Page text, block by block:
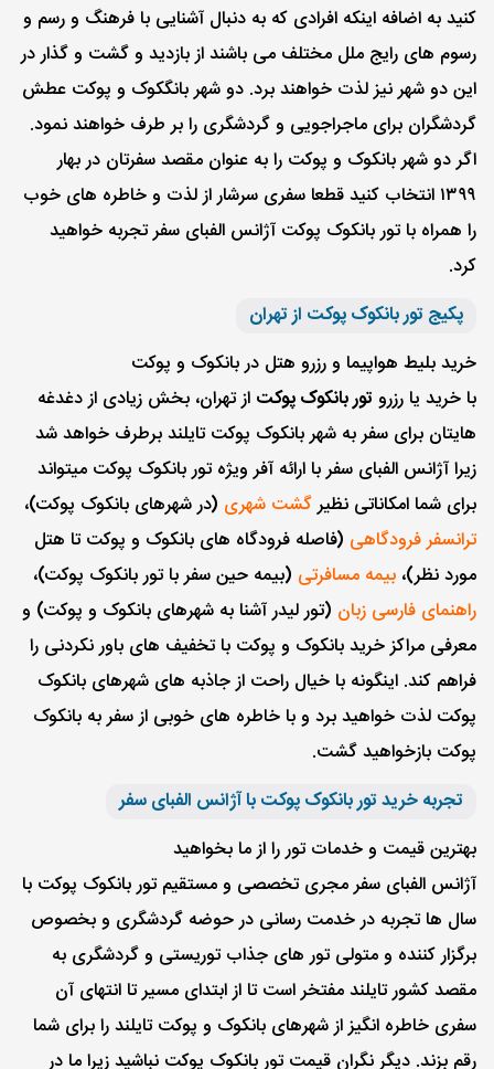
کنید به اضافه اینکه افرادی که به دنبال آشنایی با فرهنگ و رسم و
رسوم های رایج ملل مختلف می باشند از بازدید و گشت و گذار در
این دو شهر نیز لذت خواهند برد. دو شهر بانگکوک و پوکت عطش
گردشگران برای ماجراجویی و گردشگری را بر طرف خواهند نمود.
اگر دو شهر بانکوک و پوکت را به عنوان مقصد سفرتان در بهار
۱۳۹۹ انتخاب کنید قطعا سفری سرشار از لذت و خاطره های خوب
را همراه با تور بانکوک پوکت آژانس الفبای سفر تجربه خواهید
کرد.
پکیج تور بانکوک پوکت از تهران
خرید بلیط هواپیما و رزرو هتل در بانکوک و پوکت
با خرید یا رزرو تور بانکوک پوکت از تهران، بخش زیادی از دغدغه
هایتان برای سفر به شهر بانکوک پوکت تایلند برطرف خواهد شد
زیرا آژانس الفبای سفر با ارائه آفر ویژه تور بانکوک پوکت میتواند
برای شما امکاناتی نظیرگشت شهری (در شهرهای بانکوک پوکت)،
ترانسفر فرودگاهی (فاصله فرودگاه های بانکوک و پوکت تا هتل
مورد نظر)، بیمه مسافرتی (بیمه حین سفر با تور بانکوک پوکت)،
راهنمای فارسی زبان (تور لیدر آشنا به شهرهای بانکوک و پوکت) و
معرفی مراکز خرید بانکوک و پوکت با تخفیف های باور نکردنی را
فراهم کند. اینگونه با خیال راحت از جاذبه های شهرهای بانکوک
پوکت لذت خواهید برد و با خاطره های خوبی از سفر به بانکوک
پوکت بازخواهید گشت.
تجربه خرید تور بانکوک پوکت با آژانس الفبای سفر
بهترین قیمت و خدمات تور را از ما بخواهید
آژانس الفبای سفر مجری تخصصی و مستقیم تور بانکوک پوکت با
سال ها تجربه در خدمت رسانی در حوضه گردشگری و بخصوص
برگزار کننده و متولی تور های جذاب توریستی و گردشگری به
مقصد کشور تایلند مفتخر است تا از ابتدای مسیر تا انتهای آن
سفری خاطره انگیز از شهرهای بانکوک و پوکت تایلند را برای شما
رقم بزند. دیگر نگران قیمت تور بانکوک پوکت نباشید زیرا ما در